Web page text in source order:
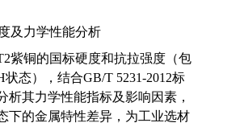
及力学性能分析
紫铜的国标硬度和抗拉强度（包
状态），结合GB/T 5231-2012标
析其力学性能指标及影响因素，
下的金属特性差异，为工业选材